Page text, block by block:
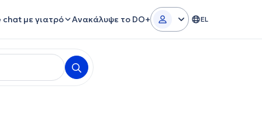
chat με γιατρό Ανακάλυψε το DO+ EL